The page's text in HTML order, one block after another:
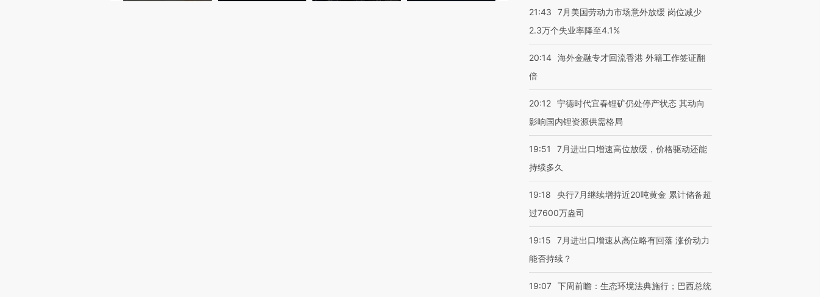
21:43
7月美国劳动力市场意外放缓 岗位减少
2.3万个失业率降至4.1%
20:14 海外金融专才回流香港 外籍工作签证翻
倍
20:12 宁德时代宜春锂矿仍处停产状态 其动向
影响国内锂资源供需格局
19:51
7月进出口增速高位放缓，价格驱动还能
持续多久
19:18
央行7月继续增持近20吨黄金 累计储备超
过7600万盎司
19:15
7月进出口增速从高位略有回落 涨价动力
能否持续？
19:07 下周前瞻：生态环境法典施行；巴西总统